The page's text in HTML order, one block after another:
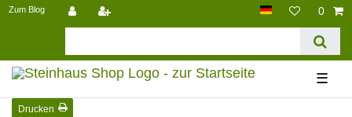
Zum Blog 0
☰
Drucken